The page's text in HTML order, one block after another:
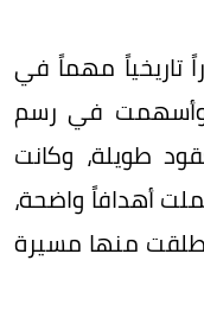
تاريخياً مهماً في
وأسهمت في رسم
طويلة، وكانت
أهدافاً واضحة،
منها مسيرة